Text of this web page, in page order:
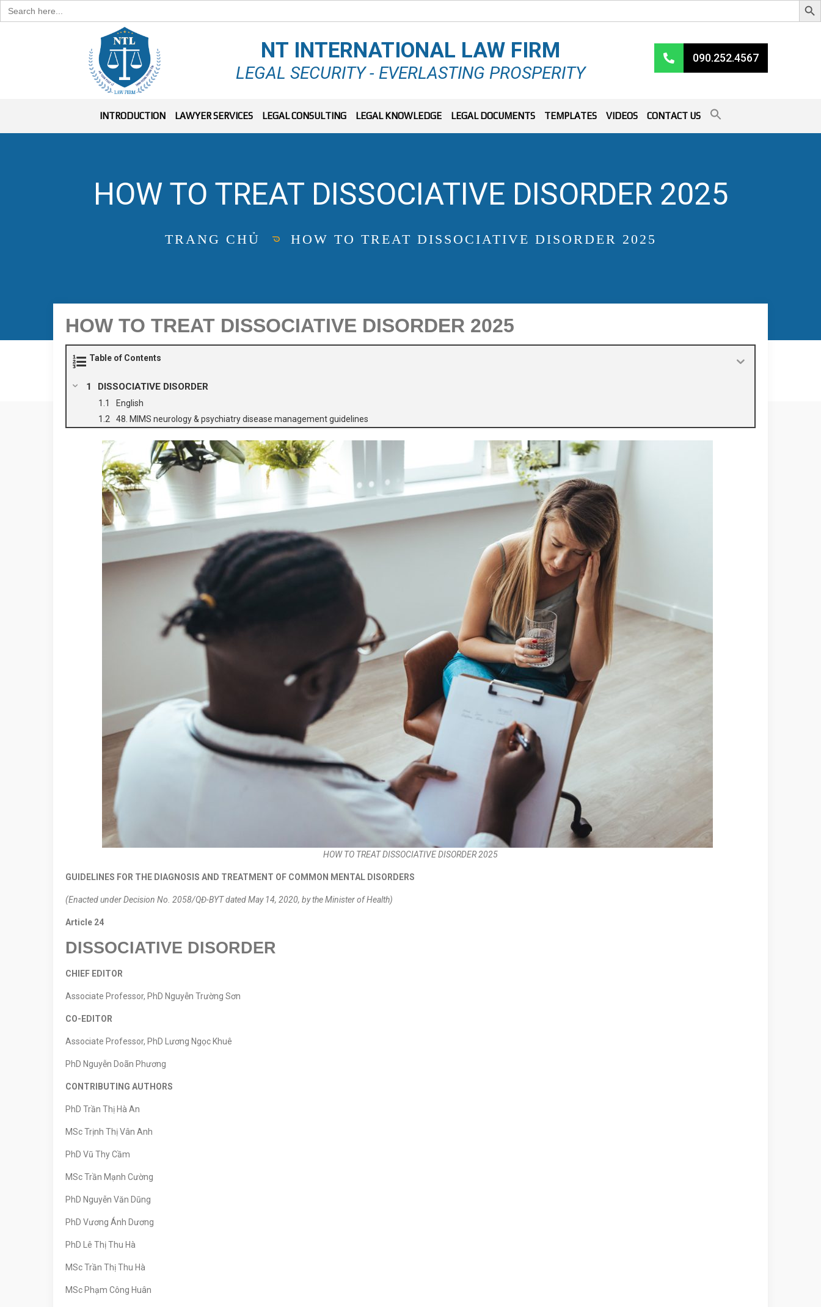
Search
for:
NT INTERNATIONAL LAW FIRM
LEGAL SECURITY - EVERLASTING PROSPERITY
090.252.4567
INTRODUCTION LAWYER SERVICES LEGAL CONSULTING LEGAL KNOWLEDGE LEGAL DOCUMENTS TEMPLATES VIDEOS CONTACT US
HOW TO TREAT DISSOCIATIVE DISORDER 2025
TRANG CHỦ HOW TO TREAT DISSOCIATIVE DISORDER 2025
HOW TO TREAT DISSOCIATIVE DISORDER 2025
Table of Contents
DISSOCIATIVE DISORDER
English
48. MIMS neurology & psychiatry disease management guidelines
HOW TO TREAT DISSOCIATIVE DISORDER 2025
GUIDELINES FOR THE DIAGNOSIS AND TREATMENT OF COMMON MENTAL DISORDERS
(Enacted under Decision No. 2058/QĐ-BYT dated May 14, 2020, by the Minister of Health)
Article 24
DISSOCIATIVE DISORDER
CHIEF EDITOR
Associate Professor, PhD Nguyễn Trường Sơn
CO-EDITOR
Associate Professor, PhD Lương Ngọc Khuê
PhD Nguyễn Doãn Phương
CONTRIBUTING AUTHORS
PhD Trần Thị Hà An
MSc Trịnh Thị Vân Anh
PhD Vũ Thy Cầm
MSc Trần Mạnh Cường
PhD Nguyễn Văn Dũng
PhD Vương Ánh Dương
PhD Lê Thị Thu Hà
MSc Trần Thị Thu Hà
MSc Phạm Công Huân